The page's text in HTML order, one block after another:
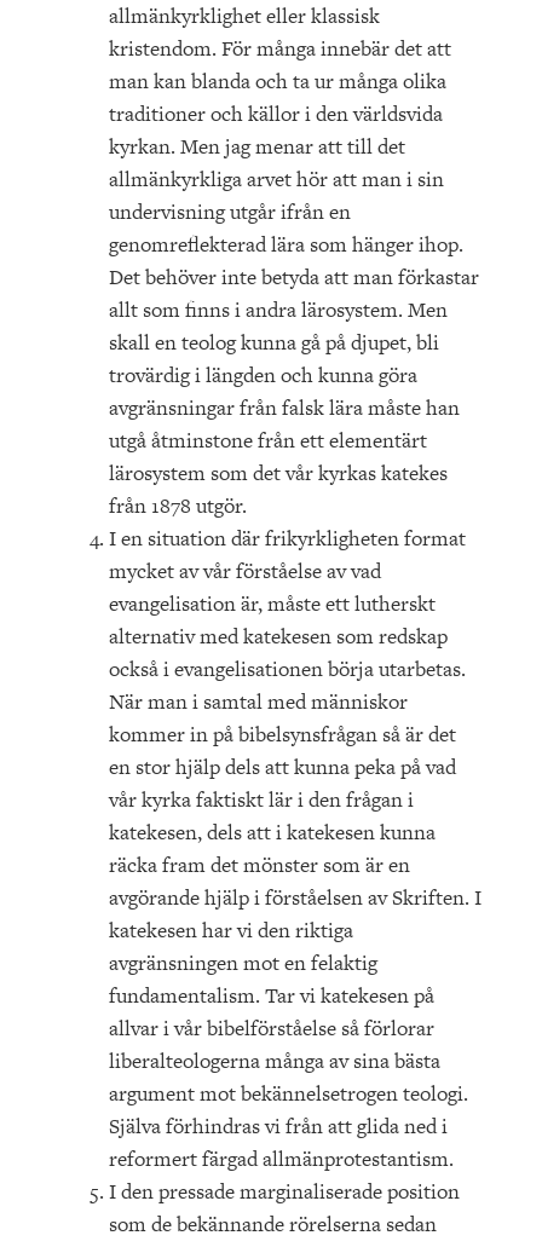
allmänkyrklighet eller klassisk
kristendom. För många innebär det att
man kan blanda och ta ur många olika
traditioner och källor i den världsvida
kyrkan. Men jag menar att till det
allmänkyrkliga arvet hör att man i sin
undervisning utgår ifrån en
genomreflekterad lära som hänger ihop.
Det behöver inte betyda att man förkastar
allt som finns i andra lärosystem. Men
skall en teolog kunna gå på djupet, bli
trovärdig i längden och kunna göra
avgränsningar från falsk lära måste han
utgå åtminstone från ett elementärt
lärosystem som det vår kyrkas katekes
från 1878 utgör.
I en situation där frikyrkligheten format
mycket av vår förståelse av vad
evangelisation är, måste ett lutherskt
alternativ med katekesen som redskap
också i evangelisationen börja utarbetas.
När man i samtal med människor
kommer in på bibelsynsfrågan så är det
en stor hjälp dels att kunna peka på vad
vår kyrka faktiskt lär i den frågan i
katekesen, dels att i katekesen kunna
räcka fram det mönster som är en
avgörande hjälp i förståelsen av Skriften. I
katekesen har vi den riktiga
avgränsningen mot en felaktig
fundamentalism. Tar vi katekesen på
allvar i vår bibelförståelse så förlorar
liberalteologerna många av sina bästa
argument mot bekännelsetrogen teologi.
Själva förhindras vi från att glida ned i
reformert färgad allmänprotestantism.
I den pressade marginaliserade position
som de bekännande rörelserna sedan